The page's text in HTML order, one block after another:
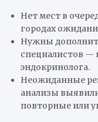
Нет мест в
городах
Нужны
специалистов —
эндокринолога.
Неожиданные
анализы
повторные или